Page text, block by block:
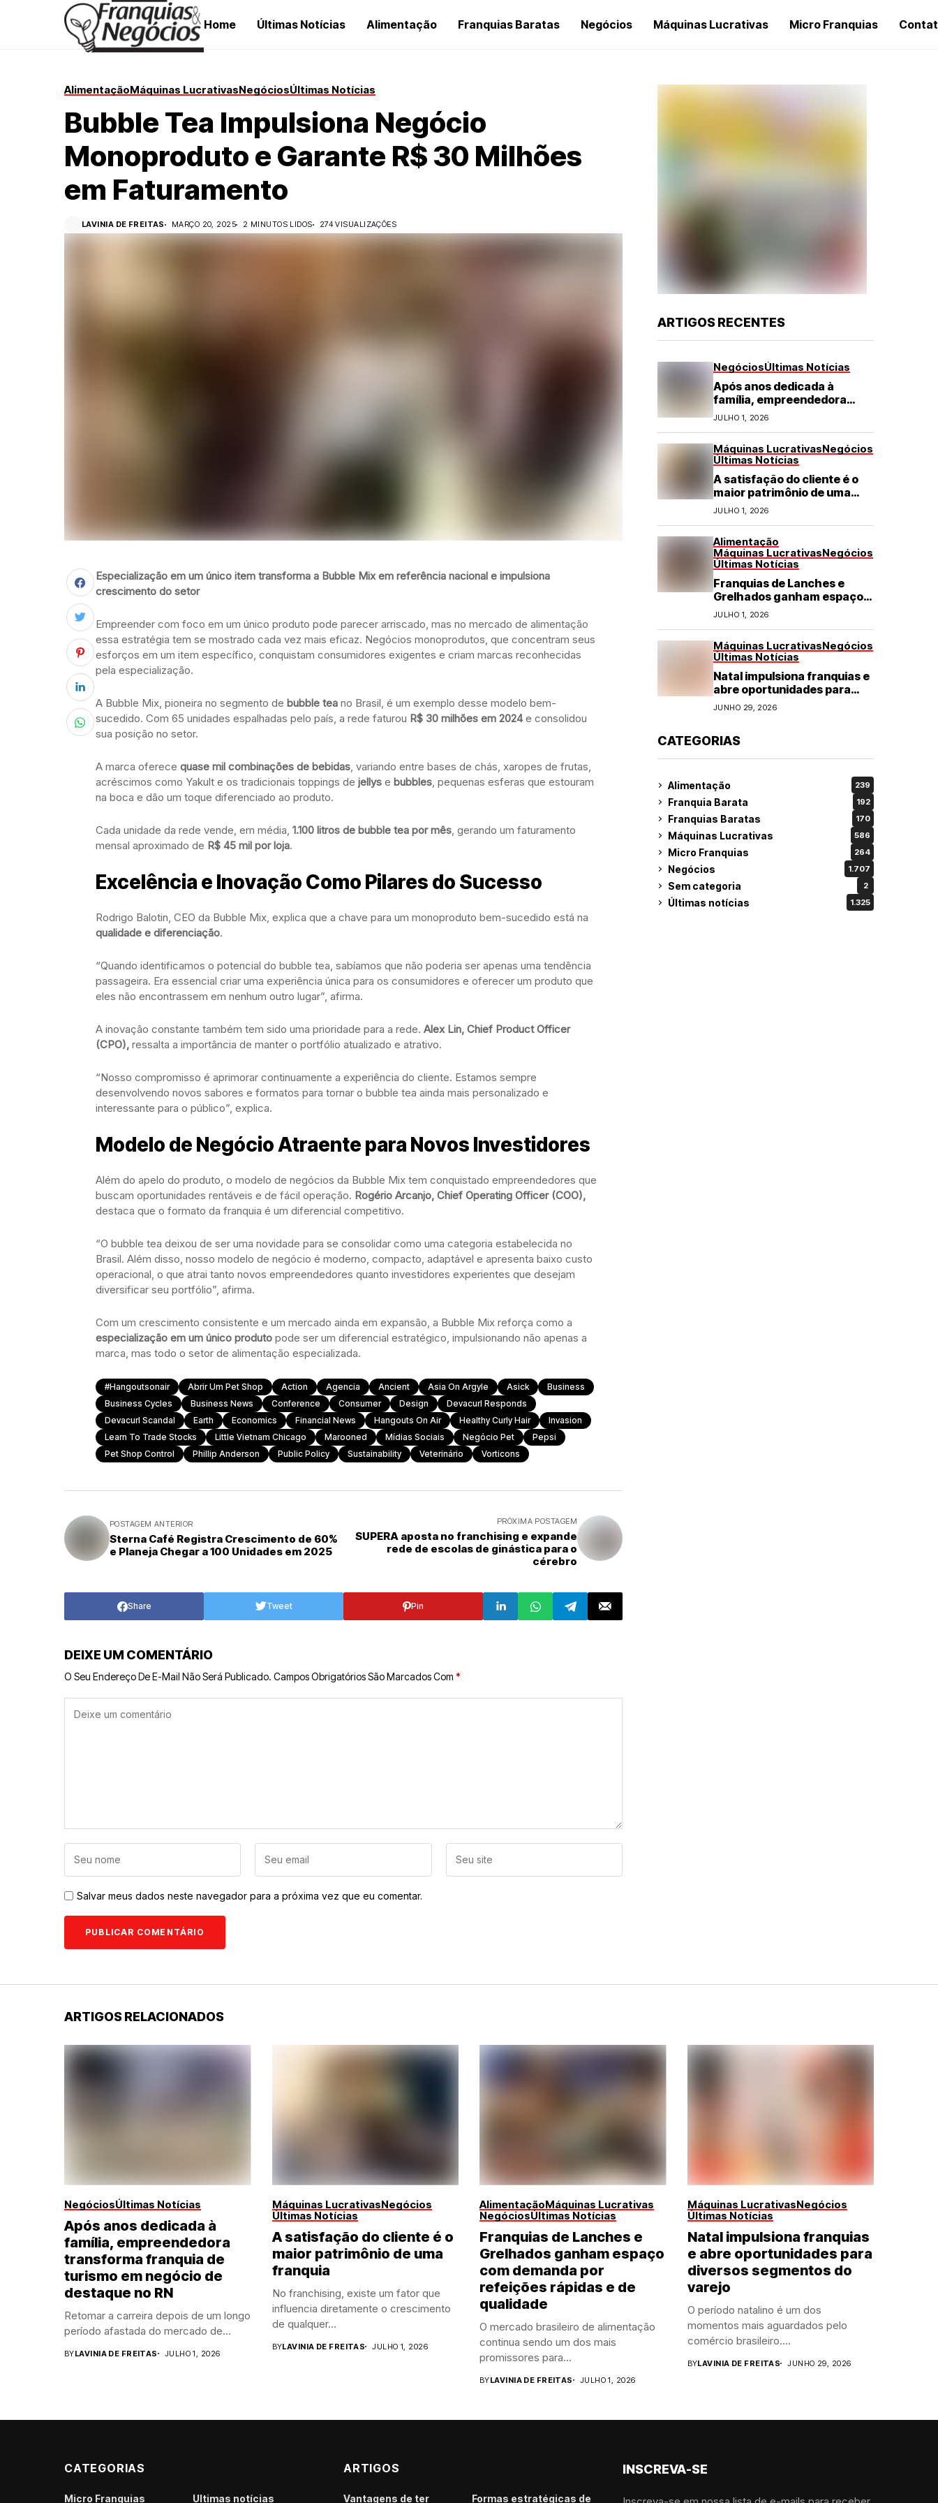
Home Últimas Notícias Alimentação Franquias Baratas Negócios Máquinas Lucrativas Micro Franquias
AlimentaçãoMáquinas LucrativasNegóciosÚltimas Notícias
Bubble Tea Impulsiona Negócio
Monoproduto e Garante R$ 30 Milhões
em Faturamento
LAVINIA DE FREITAS MARÇO 20, 2025 2 MINUTOS LIDOS 274 VISUALIZAÇÕES
Especialização em um único item transforma a Bubble Mix em referência nacional e impulsiona
crescimento do setor
Empreender com foco em um único produto pode parecer arriscado, mas no mercado de alimentação
essa estratégia tem se mostrado cada vez mais eficaz. Negócios monoprodutos, que concentram seus
esforços em um item específico, conquistam consumidores exigentes e criam marcas reconhecidas
pela especialização.
A Bubble Mix, pioneira no segmento de bubble tea no Brasil, é um exemplo desse modelo bem-
sucedido. Com 65 unidades espalhadas pelo país, a rede faturou R$ 30 milhões em 2024e consolidou
sua posição no setor.
A marca oferece quase mil combinações de bebidas, variando entre bases de chás, xaropes de frutas,
acréscimos como Yakult e os tradicionais toppings de jellys e bubbles, pequenas esferas que estouram
na boca e dão um toque diferenciado ao produto.
Cada unidade da rede vende, em média, 1.100 litros de bubble tea por mês, gerando um faturamento
mensal aproximado de R$ 45 mil por loja.
Excelência e Inovação Como Pilares do Sucesso
Rodrigo Balotin, CEO da Bubble Mix, explica que a chave para um monoproduto bem-sucedido está na
qualidade e diferenciação.
“Quando identificamos o potencial do bubble tea, sabíamos que não poderia ser apenas uma tendência
passageira. Era essencial criar uma experiência única para os consumidores e oferecer um produto que
eles não encontrassem em nenhum outro lugar”, afirma.
A inovação constante também tem sido uma prioridade para a rede. Alex Lin, Chief Product Officer
(CPO), ressalta a importância de manter o portfólio atualizado e atrativo.
“Nosso compromisso é aprimorar continuamente a experiência do cliente. Estamos sempre
desenvolvendo novos sabores e formatos para tornar o bubble tea ainda mais personalizado e
interessante para o público”, explica.
Modelo de Negócio Atraente para Novos Investidores
Além do apelo do produto, o modelo de negócios da Bubble Mix tem conquistado empreendedores que
buscam oportunidades rentáveis e de fácil operação. Rogério Arcanjo, Chief Operating Officer (COO),
destaca que o formato da franquia é um diferencial competitivo.
“O bubble tea deixou de ser uma novidade para se consolidar como uma categoria estabelecida no
Brasil. Além disso, nosso modelo de negócio é moderno, compacto, adaptável e apresenta baixo custo
operacional, o que atrai tanto novos empreendedores quanto investidores experientes que desejam
diversificar seu portfólio”, afirma.
Com um crescimento consistente e um mercado ainda em expansão, a Bubble Mix reforça como a
especialização em um único produto pode ser um diferencial estratégico, impulsionando não apenas a
marca, mas todo o setor de alimentação especializada.
#hangoutsonair Abrir Um Pet Shop Action Agencia Ancient Asia On Argyle Asick
Business
Business Cycles
Business News Conference Consumer Design
Devacurl Responds
Devacurl Scandal
Earth Economics Financial News Hangouts On Air Healthy Curly Hair
Invasion
Learn To Trade Stocks
Little Vietnam Chicago Marooned Mídias Sociais Negócio Pet
Pepsi
Pet Shop Control
Phillip Anderson Public Policy Sustainability Veterinário Vorticons
POSTAGEM ANTERIOR
Sterna Café Registra Crescimento de 60%
e Planeja Chegar a 100 Unidades em 2025
PRÓXIMA POSTAGEM
SUPERA aposta no franchising e expande
rede de escolas de ginástica para o
cérebro
Share Tweet Pin
DEIXE UM COMENTÁRIO
O Seu Endereço De E-Mail Não Será Publicado. Campos Obrigatórios São Marcados Com *
Salvar meus dados neste navegador para a próxima vez que eu comentar.
ARTIGOS RECENTES
NegóciosÚltimas Notícias
Após anos dedicada à
família, empreendedora
transforma franquia de
turismo em negócio de
JULHO 1, 2026
Máquinas LucrativasNegócios
Últimas Notícias
A satisfação do cliente é o
maior patrimônio de uma
franquia
JULHO 1, 2026
Alimentação
Máquinas LucrativasNegócios
Últimas Notícias
Franquias de Lanches e
Grelhados ganham espaço
com demanda por refeições
rápidas e de qualidade
JULHO 1, 2026
Máquinas LucrativasNegócios
Últimas Notícias
Natal impulsiona franquias e
abre oportunidades para
diversos segmentos do
JUNHO 29, 2026
CATEGORIAS
Alimentação 239
Franquia Barata 192
Franquias Baratas 170
Máquinas Lucrativas 586
Micro Franquias 264
Negócios 1.707
Sem categoria 2
Últimas notícias 1.325
ARTIGOS RELACIONADOS
NegóciosÚltimas Notícias
Após anos dedicada à
família, empreendedora
transforma franquia de
turismo em negócio de
destaque no RN
Retomar a carreira depois de um longo
período afastada do mercado de...
BYLAVINIA DE FREITAS JULHO 1, 2026
Máquinas LucrativasNegócios
Últimas Notícias
A satisfação do cliente é o
maior patrimônio de uma
franquia
No franchising, existe um fator que
influencia diretamente o crescimento
de qualquer...
BYLAVINIA DE FREITAS JULHO 1, 2026
AlimentaçãoMáquinas Lucrativas
NegóciosÚltimas Notícias
Franquias de Lanches e
Grelhados ganham espaço
com demanda por
refeições rápidas e de
qualidade
O mercado brasileiro de alimentação
continua sendo um dos mais
promissores para...
BYLAVINIA DE FREITAS JULHO 1, 2026
Máquinas LucrativasNegócios
Últimas Notícias
Natal impulsiona franquias
e abre oportunidades para
diversos segmentos do
varejo
O período natalino é um dos
momentos mais aguardados pelo
comércio brasileiro....
BYLAVINIA DE FREITAS JUNHO 29, 2026
CATEGORIAS
Micro Franquias Últimas notícias
ARTIGOS
Vantagens de ter Formas estratégicas de
INSCREVA-SE